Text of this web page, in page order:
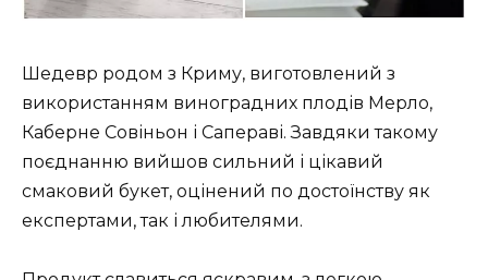
Шедевр родом з Криму, виготовлений з
використанням виноградних плодів Мерло,
Каберне Совіньон і Сапераві. Завдяки такому
поєднанню вийшов сильний і цікавий
смаковий букет, оцінений по достоїнству як
експертами, так і любителями.